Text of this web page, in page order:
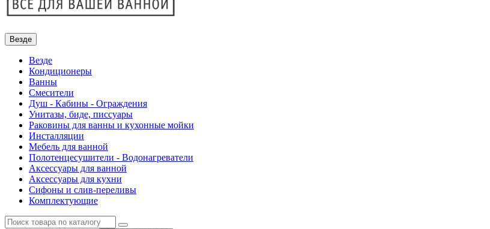
Везде
Везде
Кондиционеры
Ванны
Смесители
Душ - Кабины - Ограждения
Унитазы, биде, писсуары
Раковины для ванны и кухонные мойки
Инсталляции
Мебель для ванной
Полотенцесушители - Водонагреватели
Аксессуары для ванной
Аксессуары для кухни
Сифоны и слив-переливы
Комплектующие